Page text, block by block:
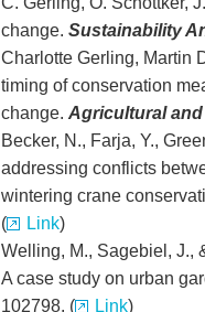
change. Sustainability
Charlotte Gerling, Martin
timing of conservation
change. Agricultural
Becker, N., Farja, Y.,
addressing conflicts
wintering crane
(
Link)
Welling, M., Sagebiel, J.,
A case study on urban
102798. (
Link)